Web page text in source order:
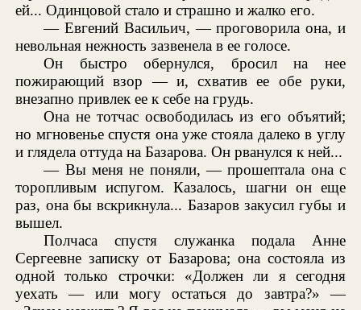
ей... Одинцовой стало и страшно и жалко его.
— Евгений Васильич, — проговорила она, и
невольная нежность зазвенела в ее голосе.
Он быстро обернулся, бросил на нее
пожирающий взор — и, схватив ее обе руки,
внезапно привлек ее к себе на грудь.
Она не тотчас освободилась из его объятий;
но мгновенье спустя она уже стояла далеко в углу
и глядела оттуда на Базарова. Он рванулся к ней...
— Вы меня не поняли, — прошептала она с
торопливым испугом. Казалось, шагни он еще
раз, она бы вскрикнула... Базаров закусил губы и
вышел.
Полчаса спустя служанка подала Анне
Сергеевне записку от Базарова; она состояла из
одной только строчки: «Должен ли я сегодня
уехать — или могу остаться до завтра?» —